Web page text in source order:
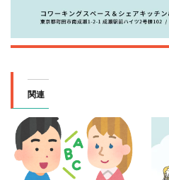
関連